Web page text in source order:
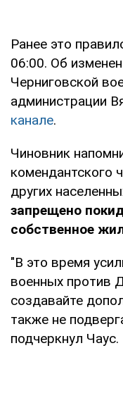
Ранее это
06:00. Об
Черниговской
администрации
канале.
Чиновник
комендантского
других
запрещено
собственное
"В это время
военных против
создавайте
также не
подчеркнул Чаус.